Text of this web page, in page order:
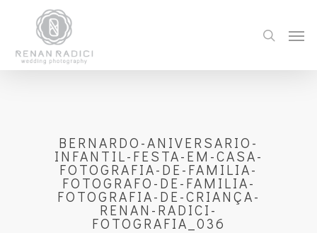
BERNARDO-ANIVERSARIO-
INFANTIL-FESTA-EM-CASA-
FOTOGRAFIA-DE-FAMILIA-
FOTOGRAFO-DE-FAMILIA-
FOTOGRAFIA-DE-CRIANÇA-
RENAN-RADICI-
FOTOGRAFIA_036